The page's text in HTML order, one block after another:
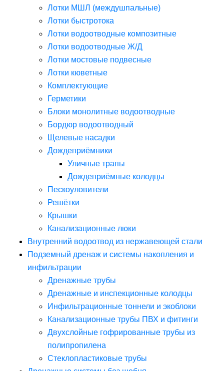
Лотки МШЛ (междушпальные)
Лотки быстротока
Лотки водоотводные композитные
Лотки водоотводные Ж/Д
Лотки мостовые подвесные
Лотки кюветные
Комплектующие
Герметики
Блоки монолитные водоотводные
Бордюр водоотводный
Щелевые насадки
Дождеприёмники
Уличные трапы
Дождеприёмные колодцы
Пескоуловители
Решётки
Крышки
Канализационные люки
Внутренний водоотвод из нержавеющей стали
Подземный дренаж и системы накопления и
инфильтрации
Дренажные трубы
Дренажные и инспекционные колодцы
Инфильтрационные тоннели и экоблоки
Канализационные трубы ПВХ и фитинги
Двухслойные гофрированные трубы из
полипропилена
Стеклопластиковые трубы